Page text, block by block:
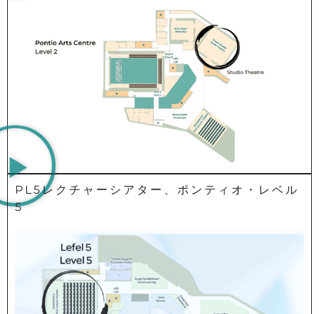
PL5レクチャーシアター、ポンティオ・レベル
5